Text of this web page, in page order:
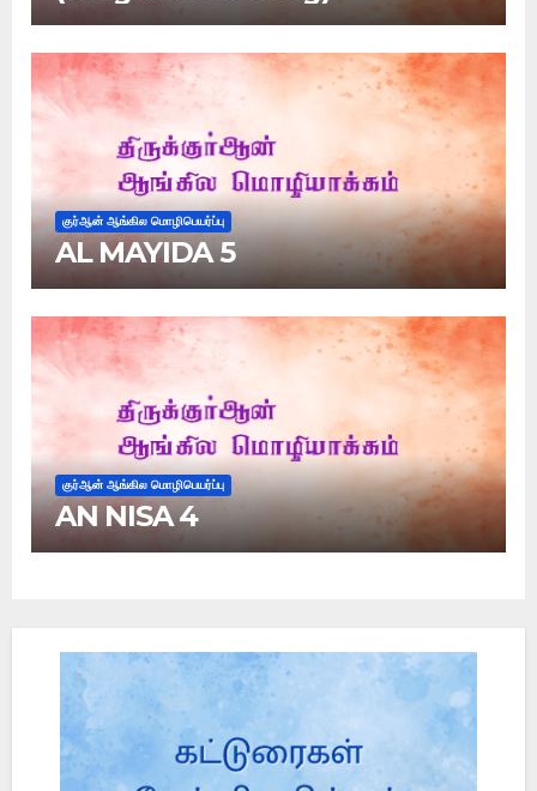
குர்ஆன் ஆங்கில மொழிபெயர்ப்பு
AL MAYIDA 5
குர்ஆன் ஆங்கில மொழிபெயர்ப்பு
AN NISA 4